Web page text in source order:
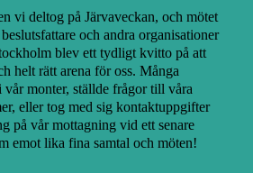
vi deltog på Järvaveckan, och mötet
och andra organisationer
blev ett tydligt kvitto på att
helt rätt arena för oss. Många
monter, ställde frågor till våra
eller tog med sig kontaktuppgifter
på vår mottagning vid ett senare
emot lika fina samtal och möten!